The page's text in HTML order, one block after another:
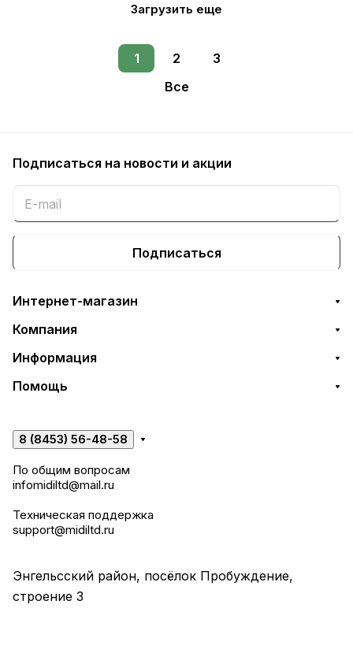
Загрузить еще
1 2
3
Все
Подписаться на новости и акции
Подписаться
Интернет-магазин
Компания
Информация
Помощь
8 (8453) 56-48-58
По общим вопросам
infomidiltd@mail.ru
Техническая поддержка
support@midiltd.ru
Энгельсский район, посёлок Пробуждение,
строение 3